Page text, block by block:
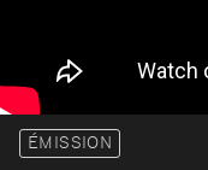
ÉMISSION